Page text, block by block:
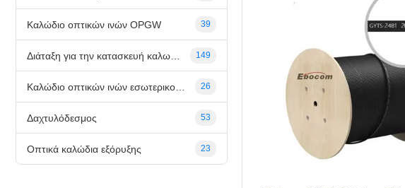
Καλώδιο οπτικών ινών OPGW 39
149
26
Δαχτυλόδεσμος 53
Οπτικά καλώδια εξόρυξης 23